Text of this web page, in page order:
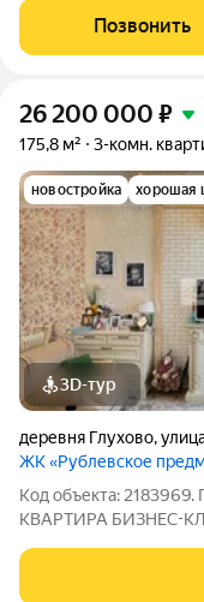
Несмотря на
магистралей
Позвонить
26 200 000 ₽
175,8 м² 3-комн.
новостройка хорошая
3D-тур
деревня Глухово,
ЖК «Рублевское
Код объекта:
КВАРТИРА БИЗНЕС-
и техникой. Лучший
КВАРТИРЫ: Общая